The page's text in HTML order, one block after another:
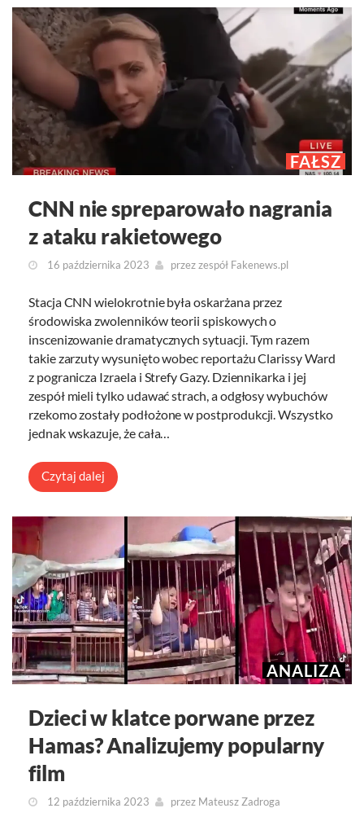
FAŁSZ
CNN nie spreparowało nagrania
z ataku rakietowego
16 października 2023 przezzespół Fakenews.pl
Stacja CNN wielokrotnie była oskarżana przez
środowiska zwolenników teorii spiskowych o
inscenizowanie dramatycznych sytuacji. Tym razem
takie zarzuty wysunięto wobec reportażu Clarissy Ward
z pogranicza Izraela i Strefy Gazy. Dziennikarka i jej
zespół mieli tylko udawać strach, a odgłosy wybuchów
rzekomo zostały podłożone w postprodukcji. Wszystko
jednak wskazuje, że cała…
Czytaj dalej
ANALIZA
Dzieci w klatce porwane przez
Hamas? Analizujemy popularny
film
12 października 2023 przez Mateusz Zadroga